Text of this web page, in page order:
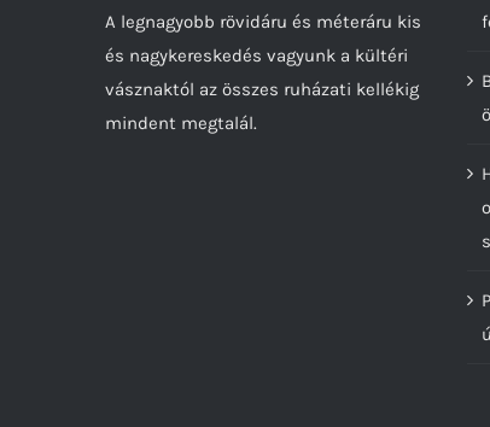
A legnagyobb rövidáru és méteráru kis
és nagykereskedés vagyunk a kültéri
vásznaktól az összes ruházati kellékig
mindent megtalál.